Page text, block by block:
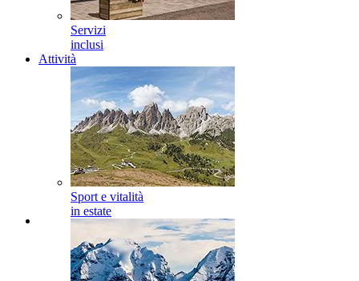
Servizi
inclusi
Attività
Sport e vitalità
in estate